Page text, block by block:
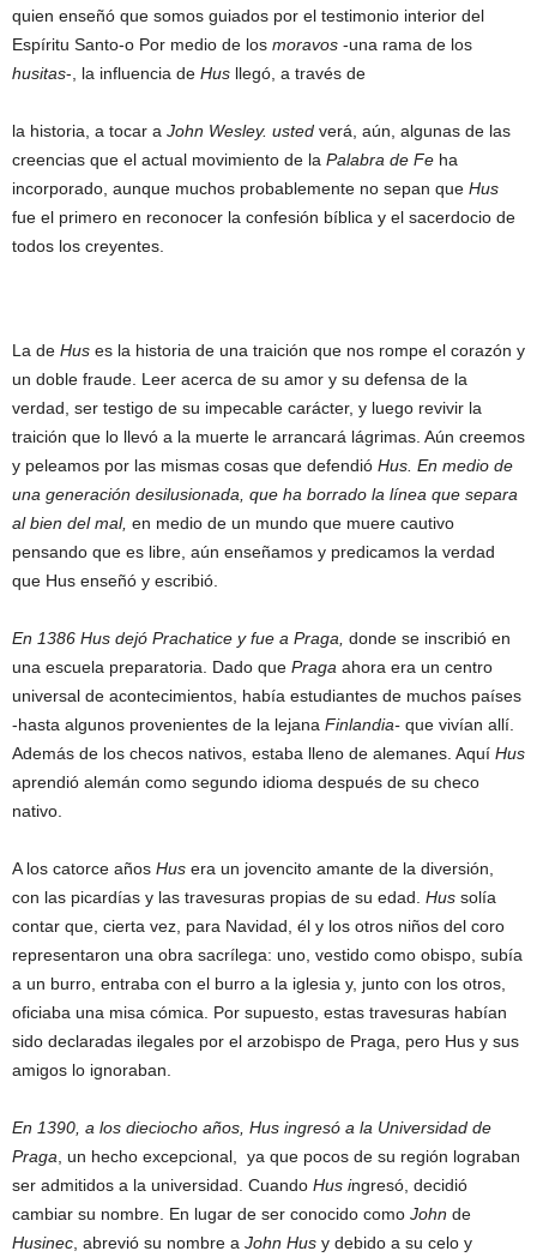
quien enseñó que somos guiados por el testimonio interior del
Espíritu Santo-o Por medio de los moravos -una rama de los
husitas-, la influencia de Hus llegó, a través de
la historia, a tocar a John Wesley. usted verá, aún, algunas de las
creencias que el actual movimiento de la Palabra de Fe ha
incorporado, aunque muchos probablemente no sepan que Hus
fue el primero en reconocer la confesión bíblica y el sacerdocio de
todos los creyentes.
La de Hus es la historia de una traición que nos rompe el corazón y
un doble fraude. Leer acerca de su amor y su defensa de la
verdad, ser testigo de su impecable carácter, y luego revivir la
traición que lo llevó a la muerte le arrancará lágrimas. Aún creemos
y peleamos por las mismas cosas que defendió Hus. En medio de
una generación desilusionada, que ha borrado la línea que separa
al bien del mal, en medio de un mundo que muere cautivo
pensando que es libre, aún enseñamos y predicamos la verdad
que Hus enseñó y escribió.
En 1386 Hus dejó Prachatice y fue a Praga, donde se inscribió en
una escuela preparatoria. Dado que Praga ahora era un centro
universal de acontecimientos, había estudiantes de muchos países
-hasta algunos provenientes de la lejana Finlandia- que vivían allí.
Además de los checos nativos, estaba lleno de alemanes. Aquí Hus
aprendió alemán como segundo idioma después de su checo
nativo.
A los catorce años Hus era un jovencito amante de la diversión,
con las picardías y las travesuras propias de su edad. Hus solía
contar que, cierta vez, para Navidad, él y los otros niños del coro
representaron una obra sacrílega: uno, vestido como obispo, subía
a un burro, entraba con el burro a la iglesia y, junto con los otros,
oficiaba una misa cómica. Por supuesto, estas travesuras habían
sido declaradas ilegales por el arzobispo de Praga, pero Hus y sus
amigos lo ignoraban.
En 1390, a los dieciocho años, Hus ingresó a la Universidad de
Praga , un hecho excepcional, ya que pocos de su región lograban
ser admitidos a la universidad. Cuando Hus ingresó, decidió
cambiar su nombre. En lugar de ser conocido como John de
Husinec , abrevió su nombre a John Hus y debido a su celo y